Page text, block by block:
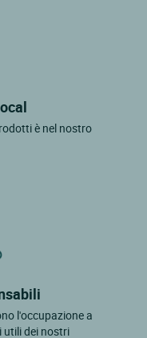
è nel nostro
l'occupazione a
utili dei nostri